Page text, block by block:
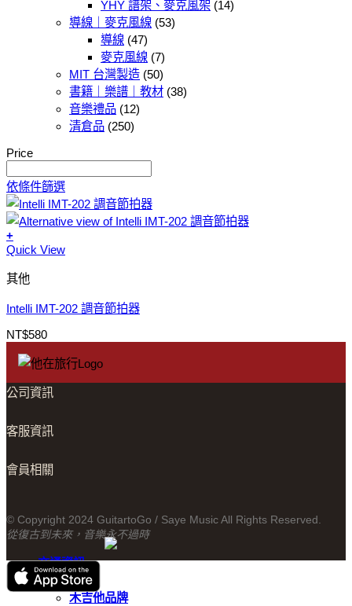
YHY 譜架、麥克風架 (14)
導線｜麥克風線 (53)
導線 (47)
麥克風線 (7)
MIT 台灣製造 (50)
書籍｜樂譜｜教材 (38)
音樂禮品 (12)
清倉品 (250)
Price
依條件篩選
+
此
產
品
有
種
可
產
面
選
Quick View
其他
Intelli IMT-202 調音節拍器
NT$580
公司資訊
客服資訊
會員相關
© Copyright 2024 GuitartoGo / Saye Music All Rights Reserved.
從復古到未來，音樂永不過時
交通資訊
線上商城
木吉他品牌